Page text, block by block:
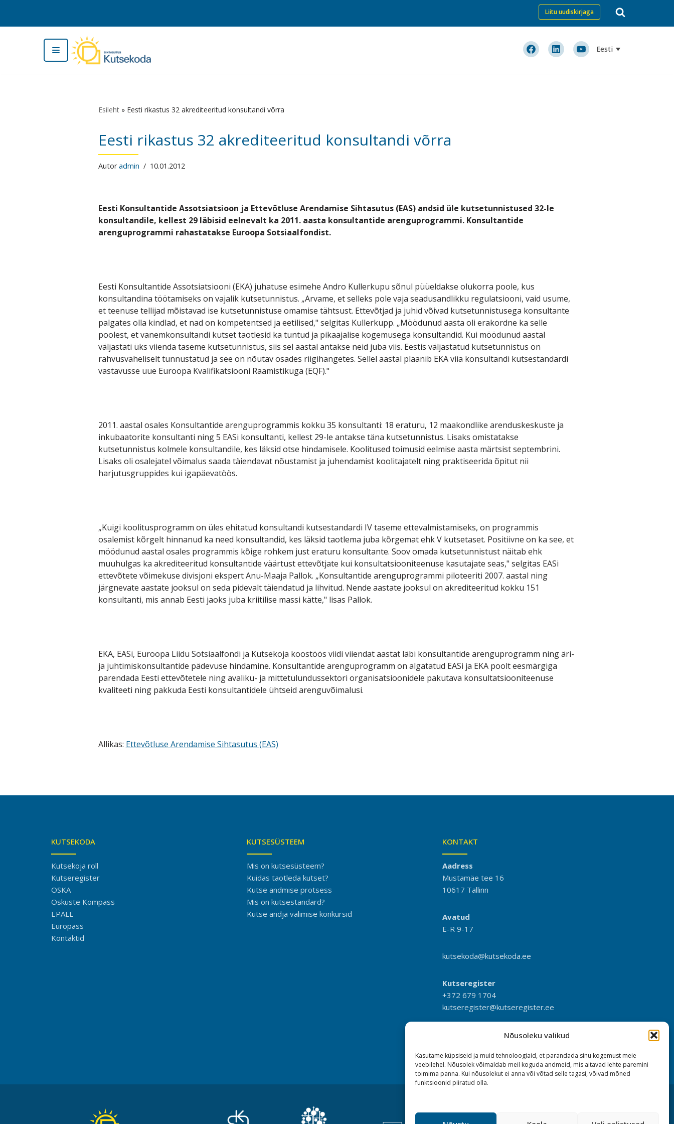
Nõusoleku valikud
Kasutame küpsiseid ja muid tehnoloogiaid, et parandada sinu kogemust meie
veebilehel. Nõusolek võimaldab meil koguda andmeid, mis aitavad lehte paremini
toimima panna. Kui nõusolekut ei anna või võtad selle tagasi, võivad mõned
funktsioonid piiratud olla.
Skip
Liitu uudiskirjaga
Eesti
Esileht» Eesti rikastus 32 akrediteeritud konsultandi võrra
Eesti rikastus 32 akrediteeritud konsultandi võrra
Autoradmin 10.01.2012
Eesti Konsultantide Assotsiatsioon ja Ettevõtluse Arendamise Sihtasutus (EAS) andsid üle kutsetunnistused 32-le
konsultandile, kellest 29 läbisid eelnevalt ka 2011. aasta konsultantide arenguprogrammi. Konsultantide
arenguprogrammi rahastatakse Euroopa Sotsiaalfondist.
Eesti Konsultantide Assotsiatsiooni (EKA) juhatuse esimehe Andro Kullerkupu sõnul püüeldakse olukorra poole, kus
konsultandina töötamiseks on vajalik kutsetunnistus. „Arvame, et selleks pole vaja seadusandlikku regulatsiooni, vaid usume,
et teenuse tellijad mõistavad ise kutsetunnistuse omamise tähtsust. Ettevõtjad ja juhid võivad kutsetunnistusega konsultante
palgates olla kindlad, et nad on kompetentsed ja eetilised," selgitas Kullerkupp. „Möödunud aasta oli erakordne ka selle
poolest, et vanemkonsultandi kutset taotlesid ka tuntud ja pikaajalise kogemusega konsultandid. Kui möödunud aastal
väljastati üks viienda taseme kutsetunnistus, siis sel aastal antakse neid juba viis. Eestis väljastatud kutsetunnistus on
rahvusvaheliselt tunnustatud ja see on nõutav osades riigihangetes. Sellel aastal plaanib EKA viia konsultandi kutsestandardi
vastavusse uue Euroopa Kvalifikatsiooni Raamistikuga (EQF)."
2011. aastal osales Konsultantide arenguprogrammis kokku 35 konsultanti: 18 eraturu, 12 maakondlike arenduskeskuste ja
inkubaatorite konsultanti ning 5 EASi konsultanti, kellest 29-le antakse täna kutsetunnistus. Lisaks omistatakse
kutsetunnistus kolmele konsultandile, kes läksid otse hindamisele. Koolitused toimusid eelmise aasta märtsist septembrini.
Lisaks oli osalejatel võimalus saada täiendavat nõustamist ja juhendamist koolitajatelt ning praktiseerida õpitut nii
harjutusgruppides kui igapäevatöös.
„Kuigi koolitusprogramm on üles ehitatud konsultandi kutsestandardi IV taseme ettevalmistamiseks, on programmis
osalemist kõrgelt hinnanud ka need konsultandid, kes läksid taotlema juba kõrgemat ehk V kutsetaset. Positiivne on ka see, et
möödunud aastal osales programmis kõige rohkem just eraturu konsultante. Soov omada kutsetunnistust näitab ehk
muuhulgas ka akrediteeritud konsultantide väärtust ettevõtjate kui konsultatsiooniteenuse kasutajate seas," selgitas EASi
ettevõtete võimekuse divisjoni ekspert Anu-Maaja Pallok. „Konsultantide arenguprogrammi piloteeriti 2007. aastal ning
järgnevate aastate jooksul on seda pidevalt täiendatud ja lihvitud. Nende aastate jooksul on akrediteeritud kokku 151
konsultanti, mis annab Eesti jaoks juba kriitilise massi kätte," lisas Pallok.
EKA, EASi, Euroopa Liidu Sotsiaalfondi ja Kutsekoja koostöös viidi viiendat aastat läbi konsultantide arenguprogramm ning äri-
ja juhtimiskonsultantide pädevuse hindamine. Konsultantide arenguprogramm on algatatud EASi ja EKA poolt eesmärgiga
parendada Eesti ettevõtetele ning avaliku- ja mittetulundussektori organisatsioonidele pakutava konsultatsiooniteenuse
kvaliteeti ning pakkuda Eesti konsultantidele ühtseid arenguvõimalusi.
Allikas: Ettevõtluse Arendamise Sihtasutus (EAS)
KUTSEKODA
Kutsekoja roll
Kutseregister
OSKA
Oskuste Kompass
EPALE
Europass
Kontaktid
KUTSESÜSTEEM
Mis on kutsesüsteem?
Kuidas taotleda kutset?
Kutse andmise protsess
Mis on kutsestandard?
Kutse andja valimise konkursid
KONTAKT
Aadress
Mustamäe tee 16
10617 Tallinn
Avatud
E-R 9-17
kutsekoda@kutsekoda.ee
Kutseregister
+372 679 1704
kutseregister@kutseregister.ee